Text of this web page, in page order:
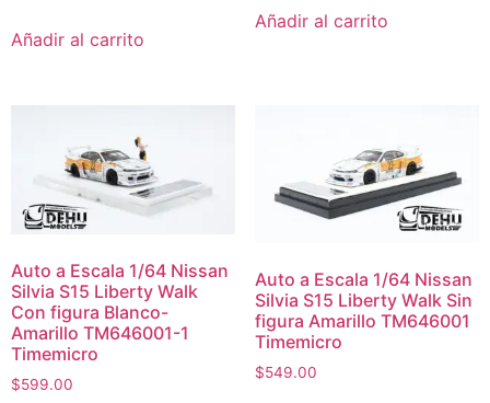
Añadir al carrito
Añadir al carrito
Auto a Escala 1/64 Nissan
Silvia S15 Liberty Walk
Con figura Blanco-
Amarillo TM646001-1
Timemicro
$599.00
Auto a Escala 1/64 Nissan
Silvia S15 Liberty Walk Sin
figura Amarillo TM646001
Timemicro
$549.00